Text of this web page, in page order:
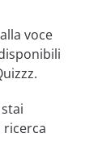
voce